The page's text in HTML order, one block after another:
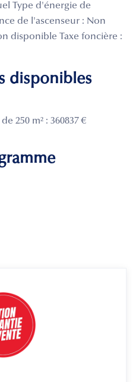
Type d'énergie de
de l'ascenseur : Non
disponible Taxe foncière :
disponibles
250 m² : 360837 €